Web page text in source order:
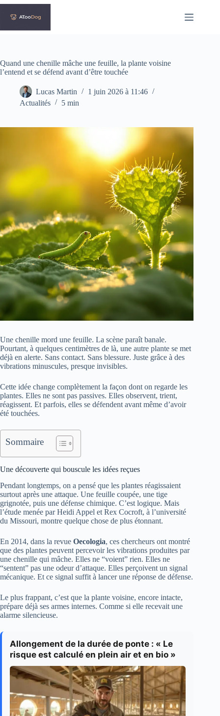
Passer
contenu
Quand une chenille mâche une feuille, la plante voisine
l’entend et se défend avant d’être touchée
Lucas Martin
1 juin 2026 à 11:46
Actualités
5 min
Une chenille mord une feuille. La scène paraît banale.
Pourtant, à quelques centimètres de là, une autre plante se met
déjà en alerte. Sans contact. Sans blessure. Juste grâce à des
vibrations minuscules, presque invisibles.
Cette idée change complètement la façon dont on regarde les
plantes. Elles ne sont pas passives. Elles observent, trient,
réagissent. Et parfois, elles se défendent avant même d’avoir
été touchées.
Sommaire
Une découverte qui bouscule les idées reçues
Pendant longtemps, on a pensé que les plantes réagissaient
surtout après une attaque. Une feuille coupée, une tige
grignotée, puis une défense chimique. C’est logique. Mais
l’étude menée par Heidi Appel et Rex Cocroft, à l’université
du Missouri, montre quelque chose de plus étonnant.
En 2014, dans la revue Oecologia, ces chercheurs ont montré
que des plantes peuvent percevoir les vibrations produites par
une chenille qui mâche. Elles ne “voient” rien. Elles ne
“sentent” pas une odeur d’attaque. Elles perçoivent un signal
mécanique. Et ce signal suffit à lancer une réponse de défense.
Le plus frappant, c’est que la plante voisine, encore intacte,
prépare déjà ses armes internes. Comme si elle recevait une
alarme silencieuse.
Allongement de la durée de ponte : « Le
risque est calculé en plein air et en bio »